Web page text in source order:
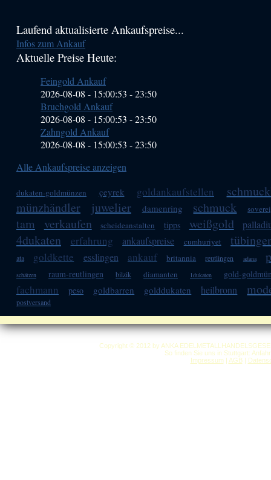
Haupt-
Sidebar
Laufend aktualisierte Ankaufspreise...
Infos zum Ankauf
Aktuelle Preise Heute:
Feingold Ankauf
2026-08-08 - 15:00:53 -23:50
Bruchgold Ankauf
2026-08-08 - 15:00:53 -23:50
Zahngold Ankauf
2026-08-08 - 15:00:53 -23:50
Alle Ankaufspreise anzeigen
dukaten-goldmünzen çeyrek goldankaufstellen
münzhändler
juwelier damenring schmuck
tam verkaufen scheideanstalten tipps weißgold
4dukaten erfahrung ankaufspreise cumhuriyet
ata goldkette esslingen ankauf britannia reutlingen adana
schätzen raum-reutlingen bilzik diamanten 1dukaten gold-
fachmann peso goldbarren golddukaten heilbronn
postversand
Copyright © 2012 by ANKA
So finden Sie uns in Stuttgart:
Impressum| AGB|